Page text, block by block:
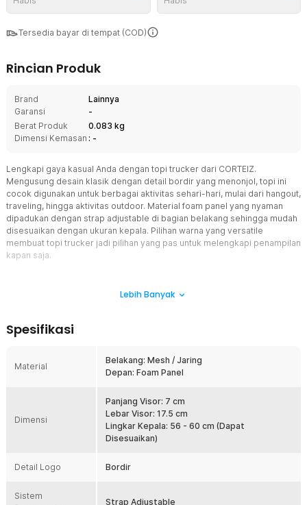
Tersedia bayar di tempat (COD)
Rincian Produk
Brand
Lainnya
Garansi
-
Berat Produk
0.083 kg
Dimensi Kemasan : -
Lengkapi gaya kasual Anda dengan topi trucker dari CORTEIZ.
Mengusung desain klasik dengan detail bordir yang menonjol, topi ini
cocok digunakan untuk berbagai aktivitas sehari-hari, mulai dari hangout,
traveling, hingga aktivitas outdoor. Material foam panel yang nyaman
dipadukan dengan strap adjustable di bagian belakang sehingga mudah
disesuaikan dengan ukuran kepala. Pilihan warna yang versatile
membuat topi trucker jadi pilihan yang pas untuk melengkapi penampilan
kapan saja.
paparan sinar matahari langsung ke area wajah dan mata saat
berkendara, olahraga ringan, maupun traveling.
Tetap Sejuk Sepanjang Hari
terjaga. Kini Anda bisa menggunakan topi trucker saat beraktivitas
dengan nyaman tanpa khawatir gerah.
Nyaman untuk Berbagai Ukuran
adjustable membuat topi terasa lebih pas dan nyaman digunakan
atau sempit.
Lebih Banyak
Spesifikasi
Material
Belakang: Mesh / Jaring
Depan: Foam Panel
Dimensi
Panjang Visor: 7 cm
Lebar Visor: 17.5 cm
Lingkar Kepala: 56 - 60 cm (Dapat
Disesuaikan)
Detail Logo Bordir
Sistem
Strap Adjustable